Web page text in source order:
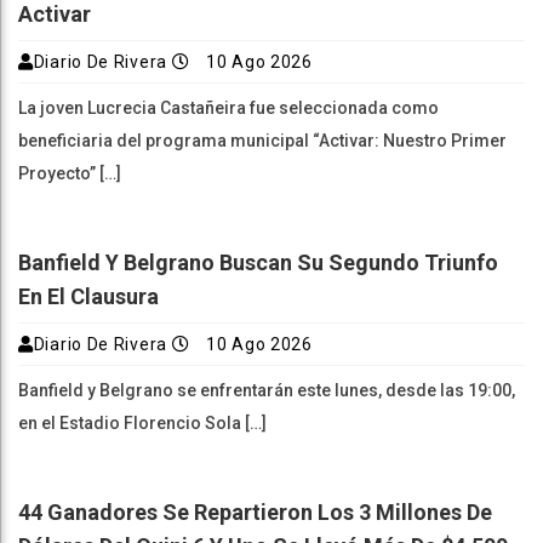
Activar
Diario De Rivera 10 Ago 2026
La joven Lucrecia Castañeira fue seleccionada como
beneficiaria del programa municipal “Activar: Nuestro Primer
Proyecto” […]
Banfield Y Belgrano Buscan Su Segundo Triunfo
En El Clausura
Diario De Rivera 10 Ago 2026
Banfield y Belgrano se enfrentarán este lunes, desde las 19:00,
en el Estadio Florencio Sola […]
44 Ganadores Se Repartieron Los 3 Millones De